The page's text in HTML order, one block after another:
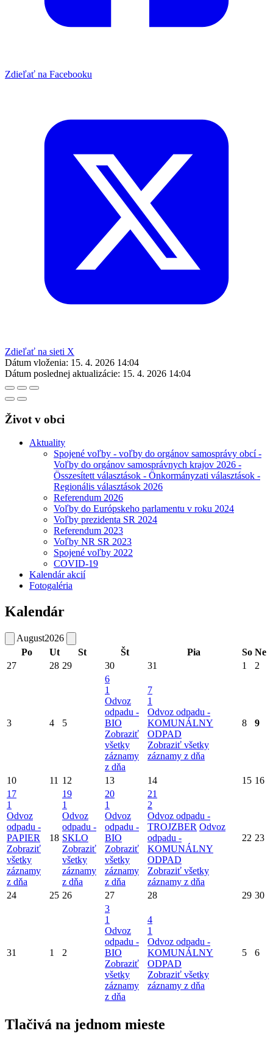
Zdieľať na Facebooku
Zdieľať na sieti X
Dátum vloženia: 15. 4. 2026 14:04
Dátum poslednej aktualizácie: 15. 4. 2026 14:04
Život v obci
Aktuality
Spojené voľby - voľby do orgánov samosprávy obcí -
Voľby do orgánov samosprávnych krajov 2026 -
Összesített választások - Önkormányzati választások -
Regionális választások 2026
Referendum 2026
Voľby do Európskeho parlamentu v roku 2024
Voľby prezidenta SR 2024
Referendum 2023
Voľby NR SR 2023
Spojené voľby 2022
COVID-19
Kalendár akcií
Fotogaléria
Kalendár
August2026
Po
Ut St Št Pia So Ne
27
28 29 30 31 1 2
3 4 5
6
1
Odvoz
odpadu -
BIO
Zobraziť
všetky
záznamy
z dňa
7
1
Odvoz odpadu -
KOMUNÁLNY
ODPAD
Zobraziť všetky
záznamy z dňa
8 9
10 11 12 13 14 15 16
17
1
Odvoz
odpadu -
PAPIER
Zobraziť
všetky
záznamy
z dňa
18
19
1
Odvoz
odpadu -
SKLO
Zobraziť
všetky
záznamy
z dňa
20
1
Odvoz
odpadu -
BIO
Zobraziť
všetky
záznamy
z dňa
21
2
Odvoz odpadu -
TROJZBER Odvoz
odpadu -
KOMUNÁLNY
ODPAD
Zobraziť všetky
záznamy z dňa
22 23
24 25 26 27 28 29 30
31 1 2
3
1
Odvoz
odpadu -
BIO
Zobraziť
všetky
záznamy
z dňa
4
1
Odvoz odpadu -
KOMUNÁLNY
ODPAD
Zobraziť všetky
záznamy z dňa
5 6
Tlačivá na jednom mieste